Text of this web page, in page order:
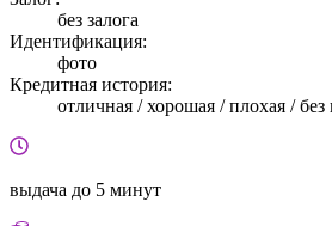
без залога
Идентификация:
фото
Кредитная история:
отличная / хорошая / плохая / без
выдача до 5 минут